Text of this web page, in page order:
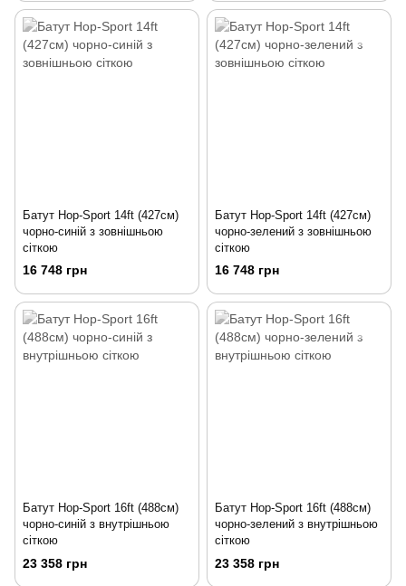
Батут Hop-Sport 14ft (427см)
чорно-синій з зовнішньою
сіткою
16 748 грн
Батут Hop-Sport 14ft (427см)
чорно-зелений з зовнішньою
сіткою
16 748 грн
Батут Hop-Sport 16ft (488см)
чорно-синій з внутрішньою
сіткою
23 358 грн
Батут Hop-Sport 16ft (488см)
чорно-зелений з внутрішньою
сіткою
23 358 грн